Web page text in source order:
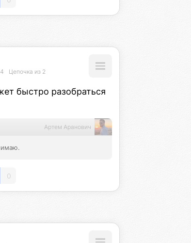
Цепочка из 2
быстро разобраться
Артем Аранович
0